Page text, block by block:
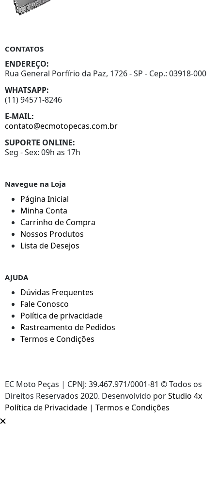
CONTATOS
ENDEREÇO:
Rua General Porfírio da Paz, 1726 - SP - Cep.: 03918-000
WHATSAPP:
(11) 94571-8246
E-MAIL:
contato@ecmotopecas.com.br
SUPORTE ONLINE:
Seg - Sex: 09h as 17h
Navegue na Loja
Página Inicial
Minha Conta
Carrinho de Compra
Nossos Produtos
Lista de Desejos
AJUDA
Dúvidas Frequentes
Fale Conosco
Política de privacidade
Rastreamento de Pedidos
Termos e Condições
EC Moto Peças | CPNJ: 39.467.971/0001-81 © Todos os
Direitos Reservados 2020. Desenvolvido porStudio 4x
Política de Privacidade | Termos e Condições